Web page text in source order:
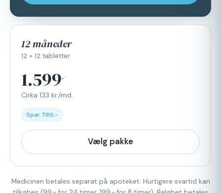
12 måneder
12 × 12 tabletter
1.599,-
Cirka 133 kr./md.
Spar 789,-
Vælg pakke
Medicinen betales separat på apoteket. Hurtigere svartid kan